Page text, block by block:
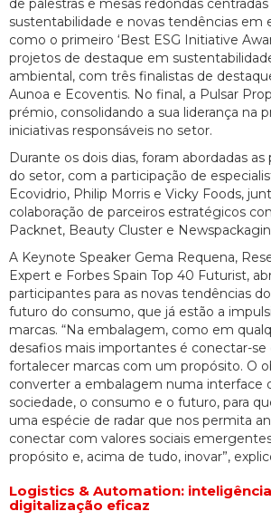
de palestras e mesas redondas
sustentabilidade e novas tendências em
como o primeiro ‘Best ESG Initiative
projetos de destaque em
ambiental, com três finalistas de
Aunoa e Ecoventis. No final, a Pulsar
prémio, consolidando a sua liderança na
iniciativas responsáveis no setor.
Durante os dois dias, foram abordadas
do setor, com a participação de
Ecovidrio, Philip Morris e Vicky Foods,
colaboração de parceiros estratégicos
Packnet, Beauty Cluster e
A Keynote Speaker Gema Requena,
Expert e Forbes Spain Top 40 Futurist,
participantes para as novas tendências
futuro do consumo, que já estão a
marcas. “Na embalagem, como em
desafios mais importantes é conectar-se
fortalecer marcas com um propósito. O
converter a embalagem numa interface
sociedade, o consumo e o futuro, para
uma espécie de radar que nos permita
conectar com valores sociais
propósito e, acima de tudo, inovar”,
Logistics & Automation:
digitalização eficaz